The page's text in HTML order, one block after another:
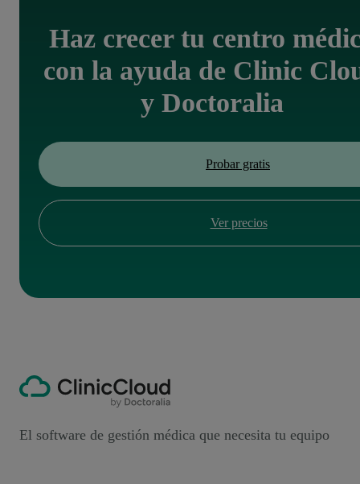
Haz crecer tu centro
con la ayuda de Clinic
y Doctoralia
Probar gratis
Ver precios
El software de gestión médica que necesita tu equipo